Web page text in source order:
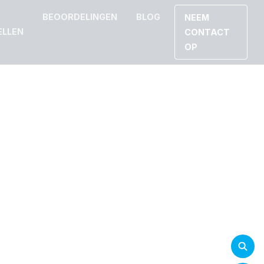
BEOORDELINGEN BLOG
NEEM
CONTACT
OP